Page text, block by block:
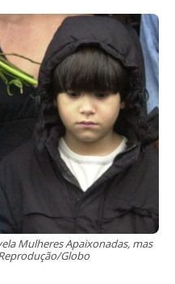
Mulheres Apaixonadas, mas
Globo